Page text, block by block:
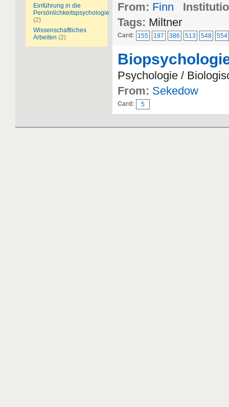
Einführung in die
Persönlichkeitspsychologie
(2)
Wissenschaftliches
Arbeiten (2)
From: Finn
Tags: Miltner
Card: 155 197 386 513 548 554
Psychologie /
From: Sekedow
Card: 5